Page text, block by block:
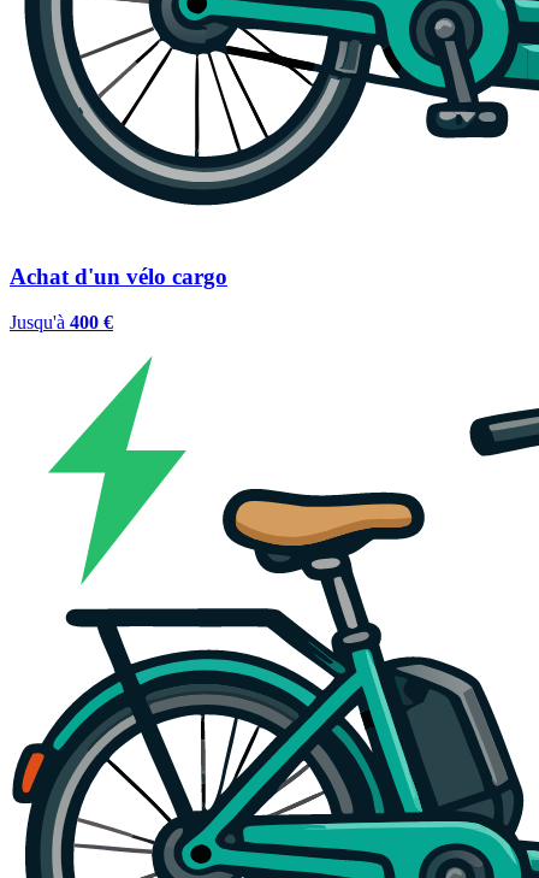
Achat d'un vélo cargo
Jusqu'à 400 €